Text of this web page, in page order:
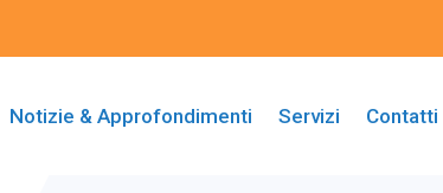
Notizie & Approfondimenti Servizi Contatti